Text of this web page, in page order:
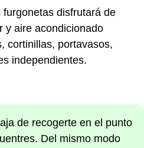
disfrutará de
y aire acondicionado
cortinillas, portavasos,
independientes.
de recogerte en el punto
Del mismo modo